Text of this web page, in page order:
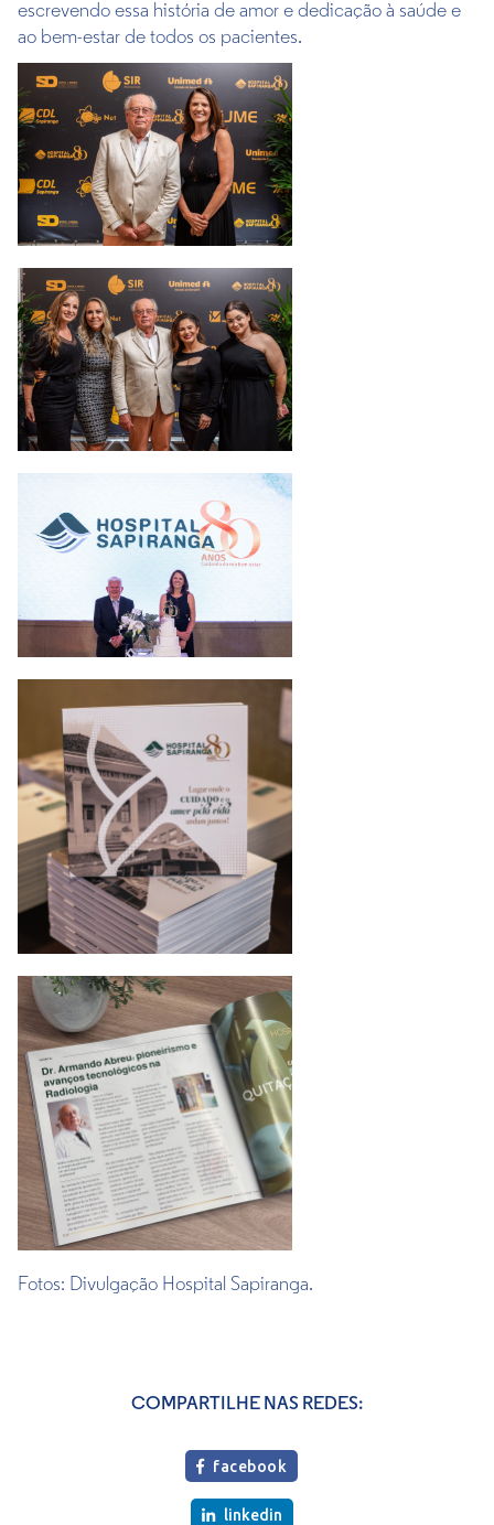
escrevendo essa história de amor e dedicação à saúde e
ao bem-estar de todos os pacientes.
Fotos: Divulgação Hospital Sapiranga.
COMPARTILHE NAS REDES:
 facebook
 linkedin